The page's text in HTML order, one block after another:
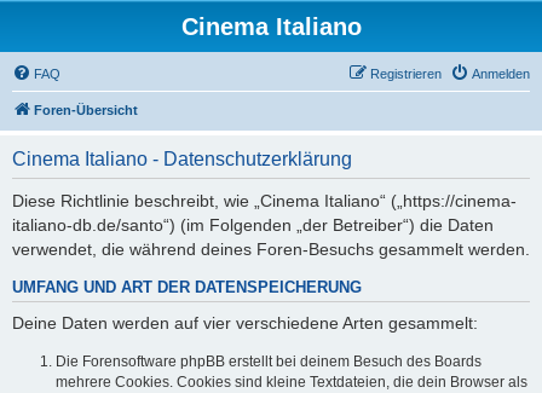
Cinema Italiano
FAQ Anmelden
Registrieren
Foren-Übersicht
Cinema Italiano - Datenschutzerklärung
Diese Richtlinie beschreibt, wie „Cinema Italiano“ („https://cinema-
italiano-db.de/santo“) (im Folgenden „der Betreiber“) die Daten
verwendet, die während deines Foren-Besuchs gesammelt werden.
UMFANG UND ART DER DATENSPEICHERUNG
Deine Daten werden auf vier verschiedene Arten gesammelt:
Die Forensoftware phpBB erstellt bei deinem Besuch des Boards
mehrere Cookies. Cookies sind kleine Textdateien, die dein Browser als